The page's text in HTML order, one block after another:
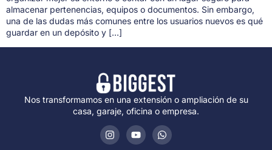
almacenar pertenencias, equipos o documentos. Sin embargo,
una de las dudas más comunes entre los usuarios nuevos es qué
guardar en un depósito y […]
Nos transformamos en una extensión o ampliación de su
casa, garaje, oficina o empresa.